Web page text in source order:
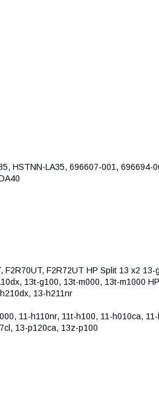
HSTNN-LA35, 696607-001,
F2R70UT, F2R72UT HP Split 13 x2
13t-g100, 13t-m000, 13t-m1000
13-h211nr
11-h110nr, 11t-h100, 11-h010ca,
13-p120ca, 13z-p100